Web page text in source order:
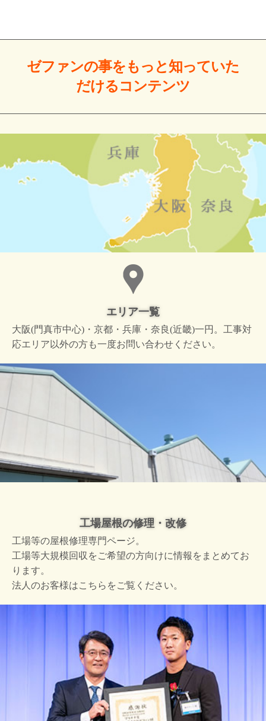
ゼファンの事をもっと知っていた
だけるコンテンツ
エリア一覧
大阪(門真市中心)・京都・兵庫・奈良(近畿)一円。工事対
応エリア以外の方も一度お問い合わせください。
工場屋根の修理・改修
工場等の屋根修理専門ページ。
工場等大規模回収をご希望の方向けに情報をまとめてお
ります。
法人のお客様はこちらをご覧ください。